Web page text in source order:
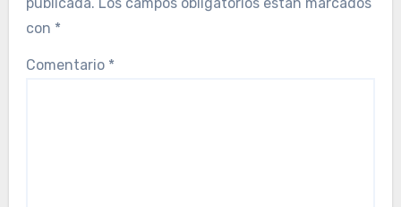
con *
Comentario *